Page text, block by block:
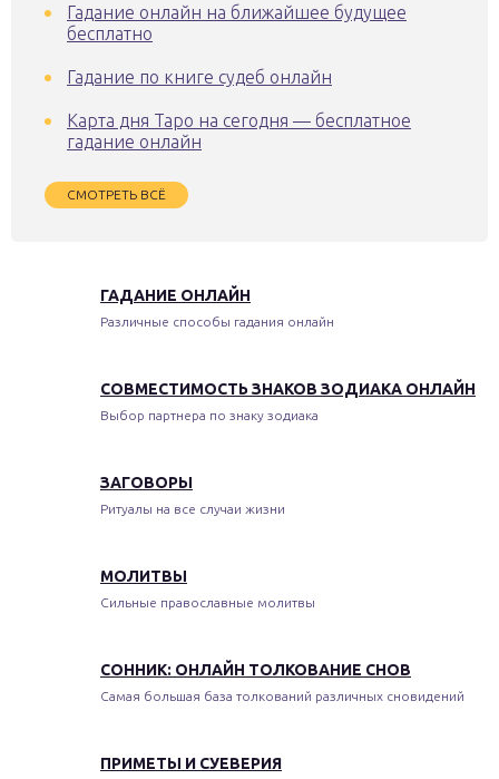
Гадание онлайн на ближайшее будущее
бесплатно
Гадание по книге судеб онлайн
Карта дня Таро на сегодня — бесплатное
гадание онлайн
СМОТРЕТЬ ВСЁ
ГАДАНИЕ ОНЛАЙН
Различные способы гадания онлайн
СОВМЕСТИМОСТЬ ЗНАКОВ ЗОДИАКА ОНЛАЙН
Выбор партнера по знаку зодиака
ЗАГОВОРЫ
Ритуалы на все случаи жизни
МОЛИТВЫ
Сильные православные молитвы
СОННИК: ОНЛАЙН ТОЛКОВАНИЕ СНОВ
Самая большая база толкований различных сновидений
ПРИМЕТЫ И СУЕВЕРИЯ